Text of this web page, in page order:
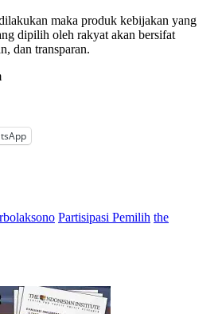
maka produk kebijakan yang
dipilih oleh rakyat akan bersifat
dan transparan.
Partisipasi Pemilih the